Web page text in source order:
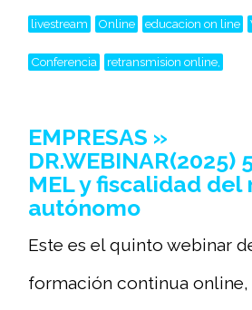
livestream Online educacion on line
Conferencia retransmision online,
EMPRESAS »
DR.WEBINAR(2025)
MEL y fiscalidad del
autónomo
Este es el quinto webinar
formación continua